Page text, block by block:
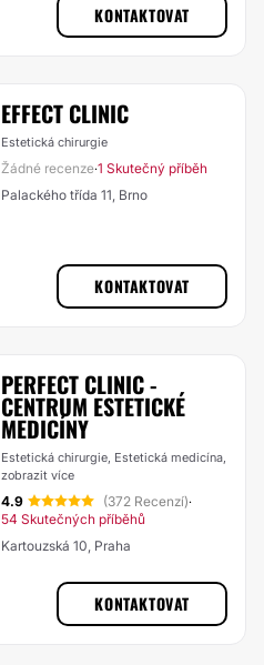
KONTAKTOVAT
EFFECT CLINIC
Estetická chirurgie
Žádné recenze·1 Skutečný příběh
Palackého třída 11, Brno
KONTAKTOVAT
PERFECT CLINIC -
CENTRUM ESTETICKÉ
MEDICÍNY
Estetická chirurgie, Estetická medicína,
zobrazit více
4.9 (372 Recenzí)·
54 Skutečných příběhů
Kartouzská 10, Praha
KONTAKTOVAT